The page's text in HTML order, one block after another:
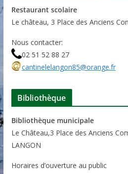
Restaurant scolaire
Le château, 3 Place des Anciens
Nous contacter:
02 51 52 88 27
cantinelelangon85@orange.fr
Bibliothèque
Bibliothèque municipale
Le Château,3 Place des Anciens
LANGON
Horaires d’ouverture au public